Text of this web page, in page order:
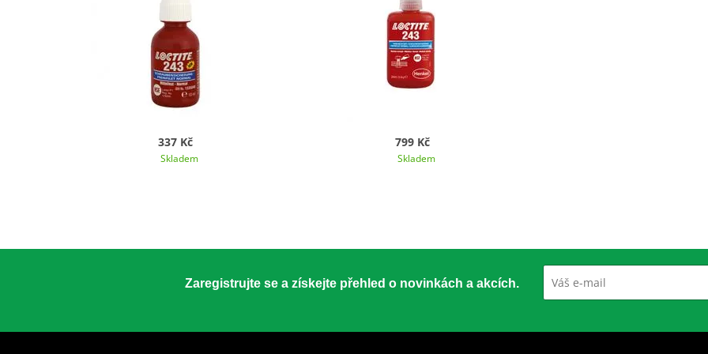
337 Kč
Skladem
799 Kč
Skladem
Zaregistrujte se a získejte přehled o novinkách a akcích.